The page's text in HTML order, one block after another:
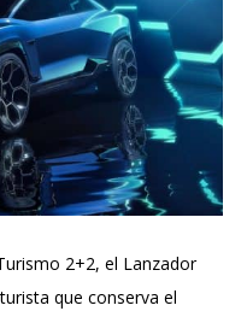
2+2, el Lanzador
que conserva el